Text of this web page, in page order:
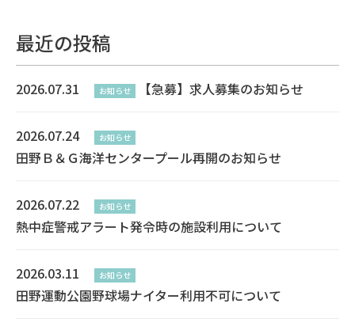
最近の投稿
2026.07.31 お知らせ 【急募】求人募集のお知らせ
2026.07.24 お知らせ
田野Ｂ＆Ｇ海洋センタープール再開のお知らせ
2026.07.22 お知らせ
熱中症警戒アラート発令時の施設利用について
2026.03.11 お知らせ
田野運動公園野球場ナイター利用不可について